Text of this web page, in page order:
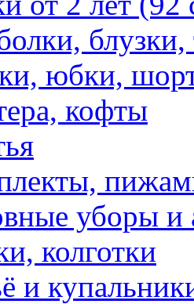
юбки,
кофты
уборы и
колготки
и